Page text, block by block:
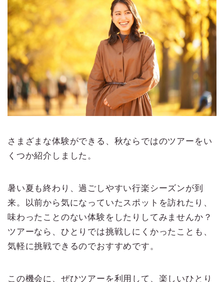
さまざまな体験ができる、秋ならではのツアーをい
くつか紹介しました。
暑い夏も終わり、過ごしやすい行楽シーズンが到
来。以前から気になっていたスポットを訪れたり、
味わったことのない体験をしたりしてみませんか？
ツアーなら、ひとりでは挑戦しにくかったことも、
気軽に挑戦できるのでおすすめです。
この機会に、ぜひツアーを利用して、楽しいひとり